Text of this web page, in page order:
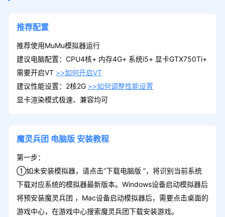
推荐配置
推荐使用MuMu模拟器运行
建议电脑配置：CPU4核+ 内存4G+ 系统i5+ 显卡GTX750Ti+
需要开启VT >>如何开启VT
建议性能设置：2核2G >>如何调整性能设置
显卡渲染模式极速、兼容均可
魔灵兵团 电脑版 安装教程
第一步：
①如未安装模拟器，请点击“下载电脑版 ”，将识别当前系统
下载对应系统的模拟器最新版本。Windows设备启动模拟器后
将预安装魔灵兵团 ，Mac设备启动模拟器后，需要点击桌面的
游戏中心，在游戏中心搜索魔灵兵团下载安装游戏。